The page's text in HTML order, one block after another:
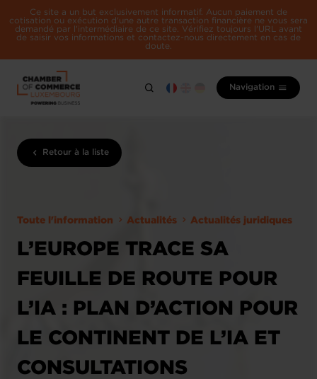
Ce site a un but exclusivement informatif. Aucun paiement de
cotisation ou exécution d'une autre transaction financière ne vous sera
demandé par l'intermédiaire de ce site. Vérifiez toujours l'URL avant
de saisir vos informations et contactez-nous directement en cas de
doute.
Navigation
Retour à la liste
Toute l'information Actualités Actualités juridiques
L’EUROPE TRACE SA
FEUILLE DE ROUTE POUR
L’IA : PLAN D’ACTION POUR
LE CONTINENT DE L’IA ET
CONSULTATIONS